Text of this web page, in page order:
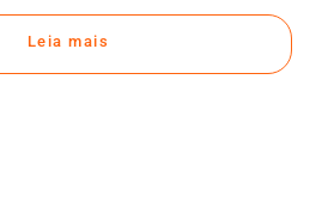
Leia mais